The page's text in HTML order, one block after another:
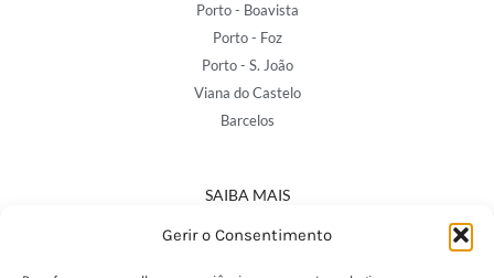
Gerir o Consentimento
Porto - Boavista
Porto - Foz
Porto - S. João
Viana do Castelo
Barcelos
SAIBA MAIS
Política de Privacidade